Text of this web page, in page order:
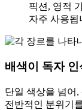
픽션, 영적
자주 사용됩
배색이 독자
단일 색상을 넘어
전반적인 분위기